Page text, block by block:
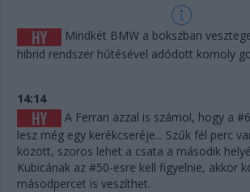
Mindkét BMW a bokszban
hibrid rendszer hűtésével adódott komoly
14:14
A Ferrari azzal is számol, hogy a
lesz még egy kerékcseréje... Szűk fél perc
között, szoros lehet a csata a második
Kubicának az #50-esre kell figyelnie, akkor
másodpercet is veszíthet.